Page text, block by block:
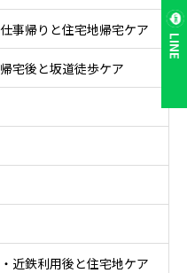
LINE
事帰りと住宅地帰宅ケア
宅後と坂道徒歩ケア
近鉄利用後と住宅地ケア